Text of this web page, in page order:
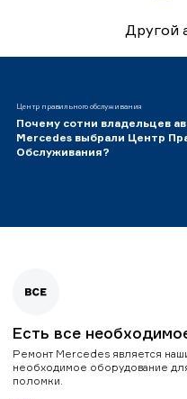
Другой
Центр правильного обслуживания
Почему сотни владельцев
Mercedes выбрали Центр
Обслуживания?
Есть все
Ремонт Mercedes является
необходимое оборудование
поломки.